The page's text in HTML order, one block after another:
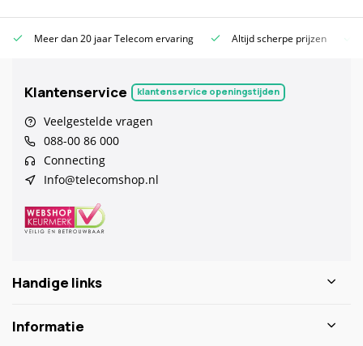
Meer dan 20 jaar Telecom ervaring Altijd scherpe prijzen
Klantenservice klantenservice openingstijden
Veelgestelde vragen
088-00 86 000
Connecting
Info@telecomshop.nl
Handige links
Informatie